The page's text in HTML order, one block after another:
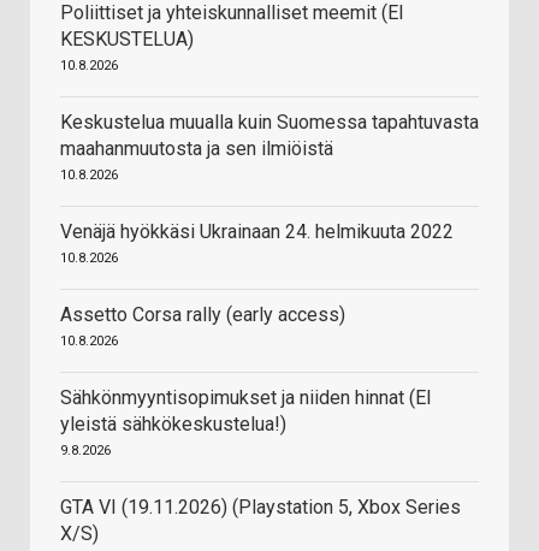
Poliittiset ja yhteiskunnalliset meemit (EI
KESKUSTELUA)
10.8.2026
Keskustelua muualla kuin Suomessa tapahtuvasta
maahanmuutosta ja sen ilmiöistä
10.8.2026
Venäjä hyökkäsi Ukrainaan 24. helmikuuta 2022
10.8.2026
Assetto Corsa rally (early access)
10.8.2026
Sähkönmyyntisopimukset ja niiden hinnat (EI
yleistä sähkökeskustelua!)
9.8.2026
GTA VI (19.11.2026) (Playstation 5, Xbox Series
X/S)